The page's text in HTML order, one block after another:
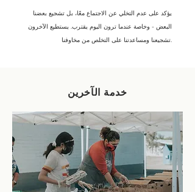
يؤكد على عدم التخلي عن الاجتماع معًا، بل تشجيع بعضنا
البعض - وخاصة عندما ترون اليوم يقترب. يستطيع الآخرون
تشجيعنا ومساعدتنا على التخلص من مخاوفنا.
خدمة الآخرين